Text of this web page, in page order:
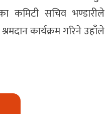
कमिटी सचिव भण्डारीले
कार्यक्रम गरिने उहाँले